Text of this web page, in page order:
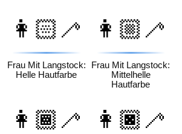
👩🏻‍🦯
Frau Mit Langstock:
Helle Hautfarbe
👩🏼‍🦯
Frau Mit Langstock:
Mittelhelle
Hautfarbe
👩🏾‍🦯 👩🏿‍🦯